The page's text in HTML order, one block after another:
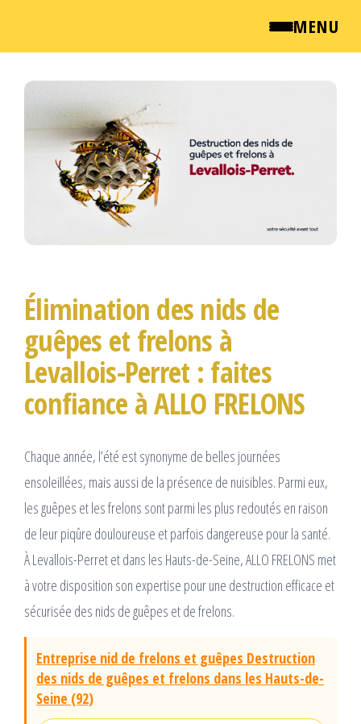
MENU
QUI SOMMES NOUS ?
NEWSROOM
TARIFS
contenu
Élimination des nids de
guêpes et frelons à
Levallois-Perret : faites
confiance à ALLO FRELONS
Chaque année, l’été est synonyme de belles journées
ensoleillées, mais aussi de la présence de nuisibles. Parmi eux,
les guêpes et les frelons sont parmi les plus redoutés en raison
de leur piqûre douloureuse et parfois dangereuse pour la santé.
À Levallois-Perret et dans les Hauts-de-Seine, ALLO FRELONS met
à votre disposition son expertise pour une destruction efficace et
sécurisée des nids de guêpes et de frelons.
Entreprise nid de frelons et guêpes Destruction
des nids de guêpes et frelons dans les Hauts-de-
Seine (92)